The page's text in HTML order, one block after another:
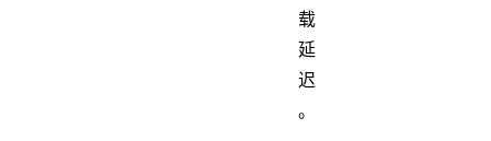
载
延
迟
。